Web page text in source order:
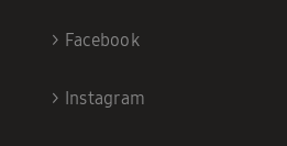
> Facebook
> Instagram